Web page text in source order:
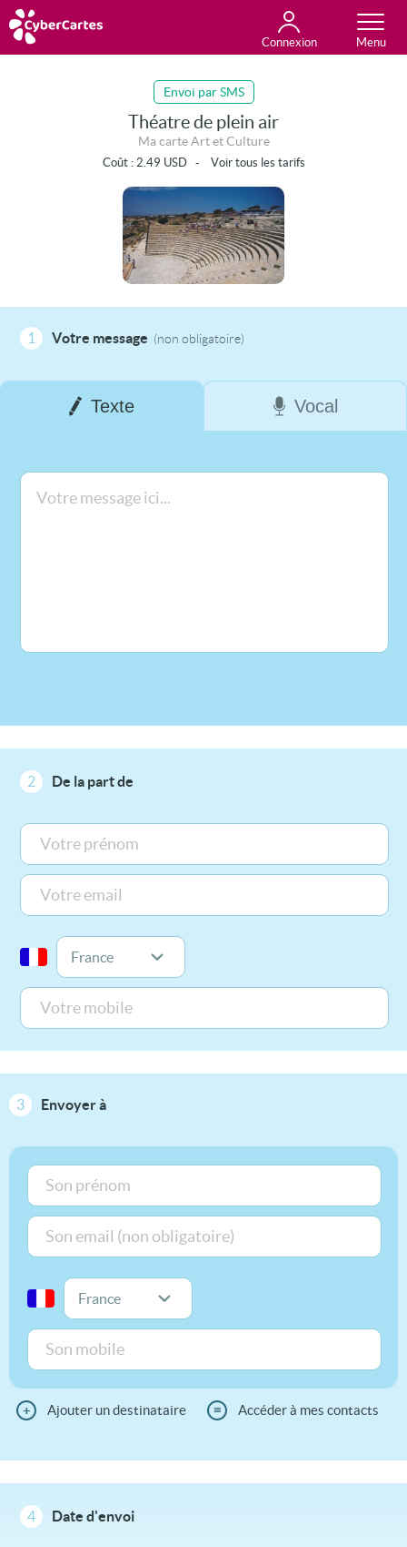
Connexion
Toutes les cartes
Envoi par SMS
Théatre de plein air
Ma carte Art et Culture
Coût : 2.49 USD- Voir tous les tarifs
1 Votre message (non obligatoire)
Texte Vocal
2 De la part de
3 Envoyer à
+ Ajouter un destinataire ≡ Accéder à mes contacts
4 Date d'envoi